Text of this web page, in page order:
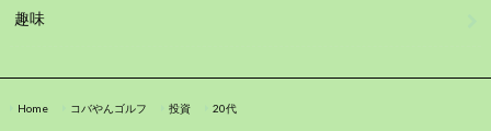
趣味
Home コバやんゴルフ 投資 20代